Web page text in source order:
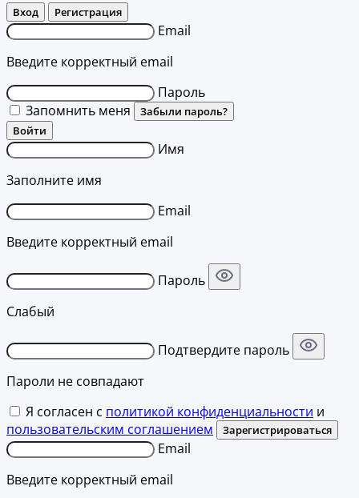
Вход Регистрация
Email
Введите корректный email
Пароль
Запомнить меня
Забыли пароль?
Войти
Имя
Заполните имя
Email
Введите корректный email
Пароль
Слабый
Подтвердите пароль
Пароли не совпадают
Я согласен с политикой конфиденциальности и
пользовательским соглашением
Зарегистрироваться
Email
Введите корректный email